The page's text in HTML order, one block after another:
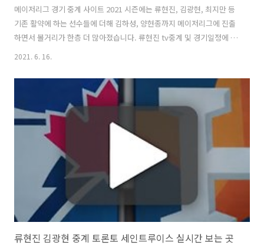
메이저리그 경기 중계 사이트 2021 시즌에는 류현진, 김광현, 최지만 등
기존 활약에 하는 선수들에 더해 김하성, 양현종까지 메이저리그에 진출
하면서 볼거리가 한층 더 많아졌습니다. 류현진 tv중계 및 경기일정에 대
해서 궁금하신 분들은 아래 링크를 참고해주세요. 목차 류현진 경기중계
라임에서 제공하며, 휴대폰으로는 스포티비 나우에서 보셔야합니다. 무
료 시청하는 방법은 외국어 중계라 불편함을 있지만 해외 스트리밍 사이
트를 통해 시청할 수 있는 방법이 있으니 아래 글을 참고해주세요. 류현
진 경기중계 사이트 [MLB 류현진 중계 사이트 - 경기중계] MLB 류현진
중계 사이트 mlbbaseball.modoo.at 토론토 블루제이스 경기일..
2021. 6. 16.
류현진 김광현 중계 토론토 세인트루이스 실시간 보는 곳